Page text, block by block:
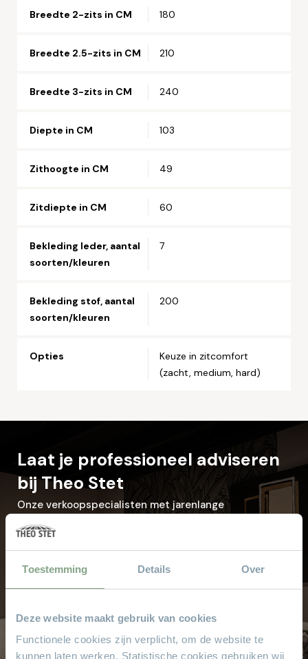
Toestemming Details Over
Deze website maakt gebruik van cookies
Functionele cookies zijn verplicht, om de website te
kunnen laten werken. Statistische cookies gebruiken wij
Breedte 2-zits in CM 180
Breedte 2.5-zits in CM 210
Breedte 3-zits in CM 240
Diepte in CM 103
Zithoogte in CM 49
Zitdiepte in CM 60
Bekleding leder, aantal
soorten/kleuren
7
Bekleding stof, aantal
soorten/kleuren
200
Opties
Keuze in zitcomfort
(zacht, medium, hard)
Laat je professioneel adviseren
bij Theo Stet
Onze verkoopspecialisten met jarenlange
ervaring helpen u graag met het kiezen van
Kom langs in de showroom
WaaromTheo Stet?